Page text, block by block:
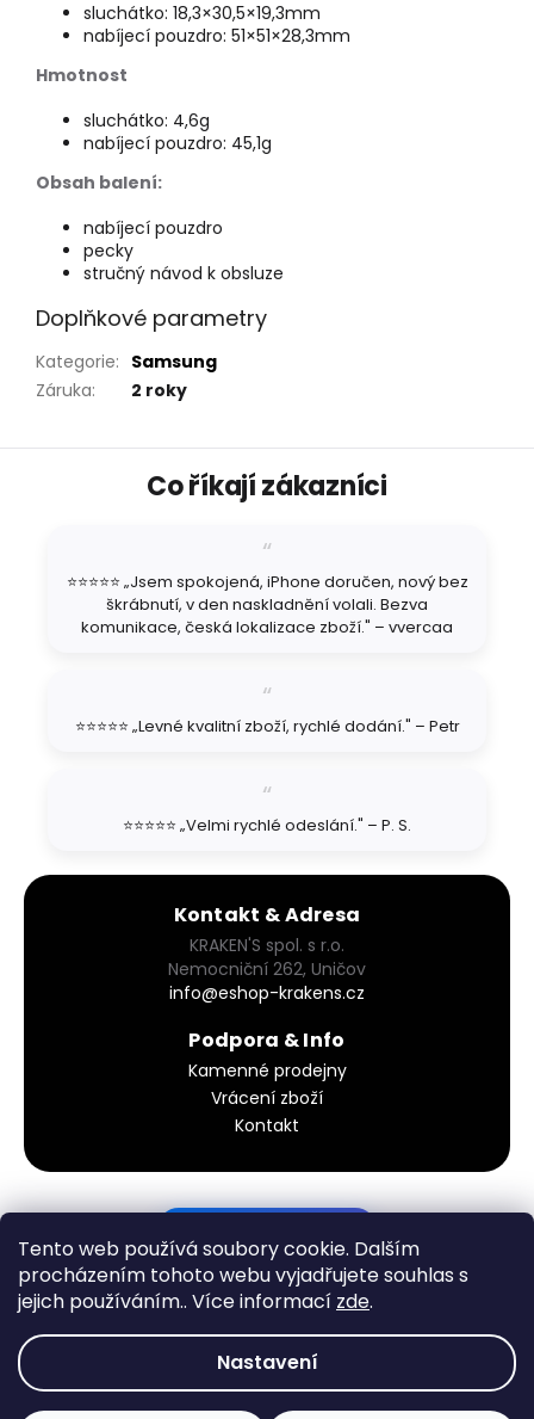
Tento web používá soubory cookie. Dalším
procházením tohoto webu vyjadřujete souhlas s
jejich používáním.. Více informací zde.
Nastavení
sluchátko: 18,3×30,5×19,3mm
nabíjecí pouzdro: 51×51×28,3mm
Hmotnost
sluchátko: 4,6g
nabíjecí pouzdro: 45,1g
Obsah balení:
nabíjecí pouzdro
pecky
stručný návod k obsluze
Doplňkové parametry
Kategorie: Samsung
Záruka: 2 roky
Co říkají zákazníci
⭐⭐⭐⭐⭐ „Jsem spokojená, iPhone doručen, nový bez
škrábnutí, v den naskladnění volali. Bezva
komunikace, česká lokalizace zboží." – vvercaa
⭐⭐⭐⭐⭐ „Levné kvalitní zboží, rychlé dodání." – Petr
⭐⭐⭐⭐⭐ „Velmi rychlé odeslání." – P. S.
Kontakt & Adresa
KRAKEN'S spol. s r.o.
Nemocniční 262, Uničov
info@eshop-krakens.cz
Podpora & Info
Kamenné prodejny
Vrácení zboží
Kontakt